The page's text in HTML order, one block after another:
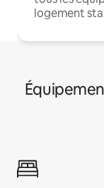
logement